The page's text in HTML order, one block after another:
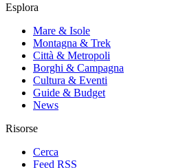
Esplora
Mare & Isole
Montagna & Trek
Città & Metropoli
Borghi & Campagna
Cultura & Eventi
Guide & Budget
News
Risorse
Cerca
Feed RSS